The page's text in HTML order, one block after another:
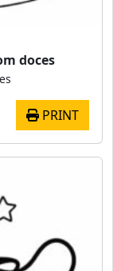
doces
PRINT